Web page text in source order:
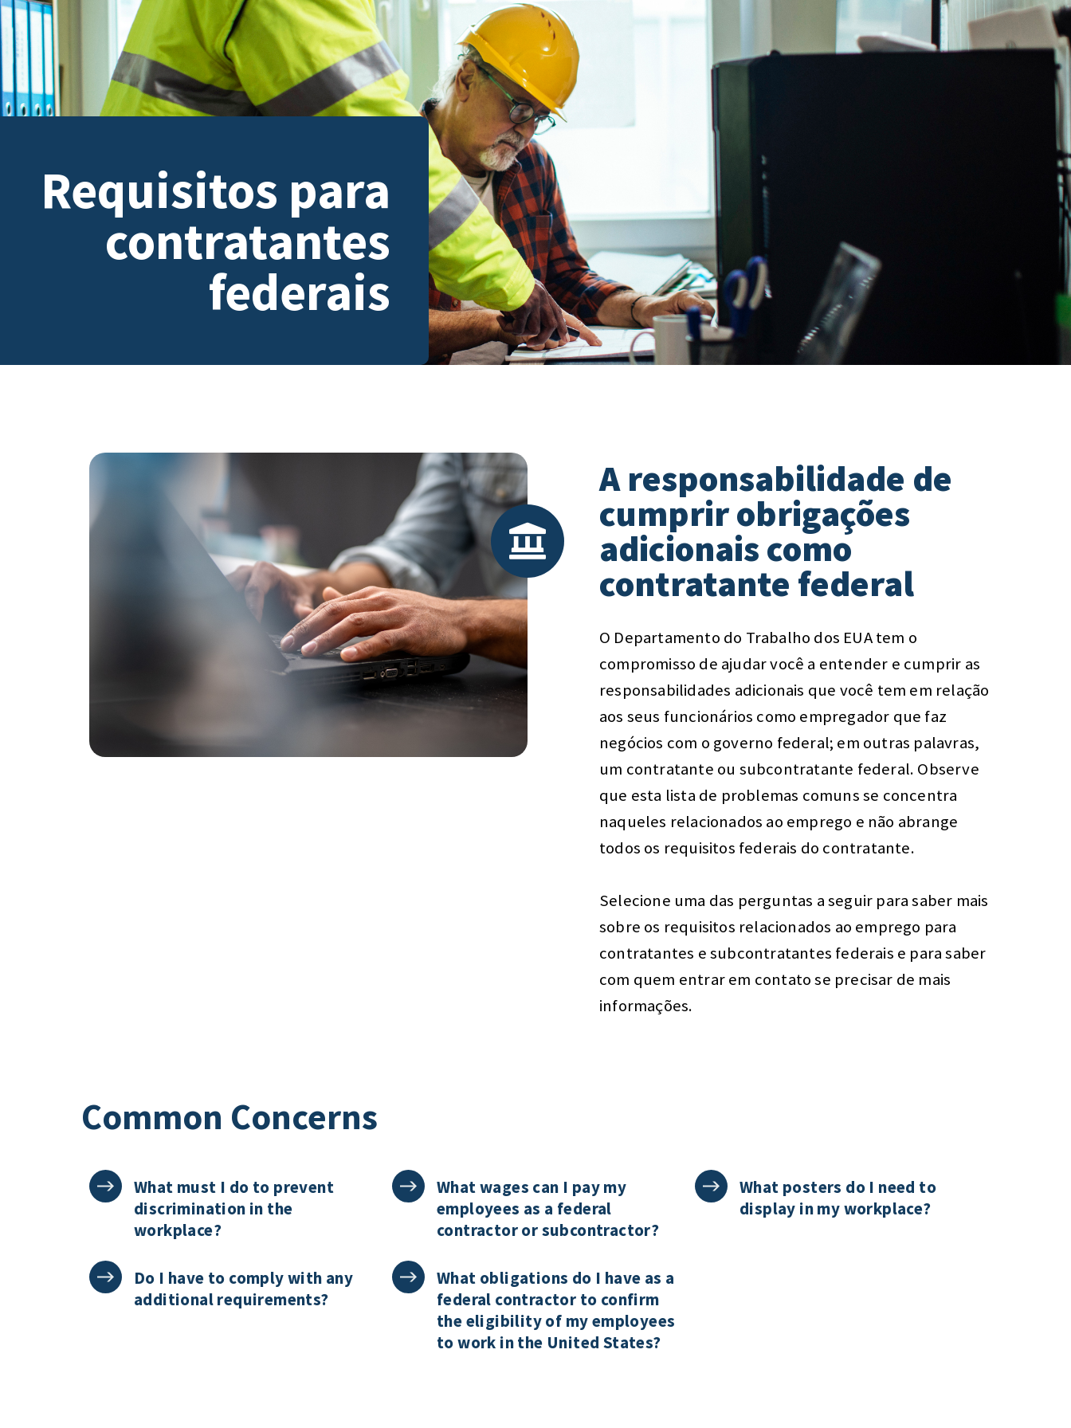
Requisitos para
contratantes
federais
A responsabilidade de
cumprir obrigações
adicionais como
contratante federal
O Departamento do Trabalho dos EUA tem o
compromisso de ajudar você a entender e cumprir as
responsabilidades adicionais que você tem em relação
aos seus funcionários como empregador que faz
negócios com o governo federal; em outras palavras,
um contratante ou subcontratante federal. Observe
que esta lista de problemas comuns se concentra
naqueles relacionados ao emprego e não abrange
todos os requisitos federais do contratante.
Selecione uma das perguntas a seguir para saber mais
sobre os requisitos relacionados ao emprego para
contratantes e subcontratantes federais e para saber
com quem entrar em contato se precisar de mais
informações.
Common Concerns
What must I do to prevent
discrimination in the
workplace?
Do I have to comply with any
additional requirements?
What wages can I pay my
employees as a federal
contractor or subcontractor?
What obligations do I have as a
federal contractor to confirm
the eligibility of my employees
to work in the United States?
What posters do I need to
display in my workplace?